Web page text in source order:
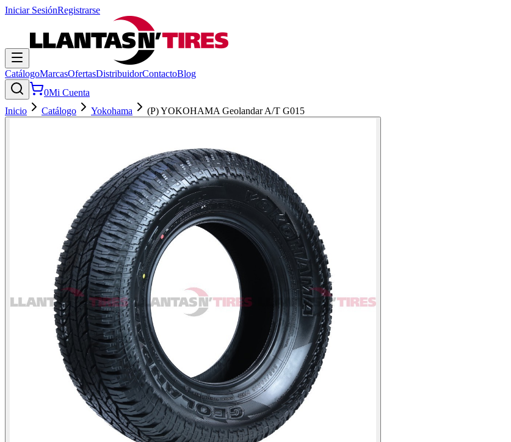
Iniciar SesiónRegistrarse
CatálogoMarcasOfertasDistribuidorContactoBlog
0Mi Cuenta
Inicio
Catálogo Yokohama (P) YOKOHAMA Geolandar A/T G015